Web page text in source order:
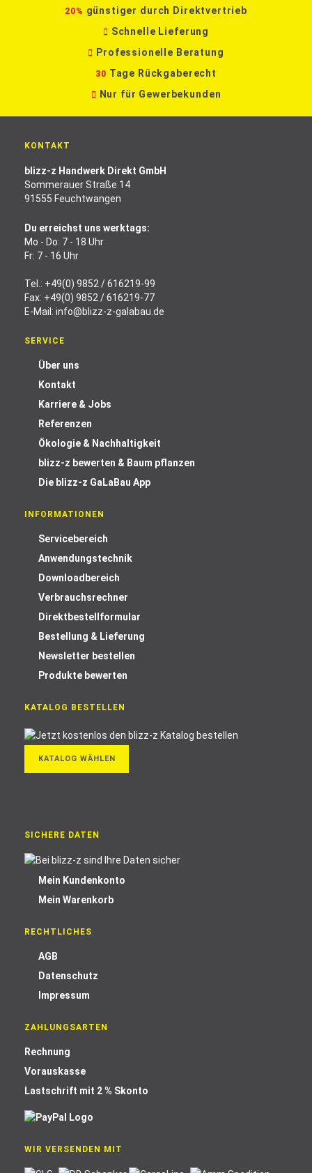
20% günstiger durch Direktvertrieb
Schnelle Lieferung
Professionelle Beratung
30 Tage Rückgaberecht
Nur für Gewerbekunden
KONTAKT
blizz-z Handwerk Direkt GmbH
Sommerauer Straße 14
91555 Feuchtwangen
Du erreichst uns werktags:
Mo - Do: 7 - 18 Uhr
Fr: 7 - 16 Uhr
Tel.: +49(0) 9852 / 616219-99
Fax: +49(0) 9852 / 616219-77
E-Mail: info@blizz-z-galabau.de
SERVICE
Über uns
Kontakt
Karriere & Jobs
Referenzen
Ökologie & Nachhaltigkeit
blizz-z bewerten & Baum pflanzen
Die blizz-z GaLaBau App
INFORMATIONEN
Servicebereich
Anwendungstechnik
Downloadbereich
Verbrauchsrechner
Direktbestellformular
Bestellung & Lieferung
Newsletter bestellen
Produkte bewerten
KATALOG BESTELLEN
KATALOG WÄHLEN
SICHERE DATEN
Mein Kundenkonto
Mein Warenkorb
RECHTLICHES
AGB
Datenschutz
Impressum
ZAHLUNGSARTEN
Rechnung
Vorauskasse
Lastschrift mit 2 % Skonto
WIR VERSENDEN MIT